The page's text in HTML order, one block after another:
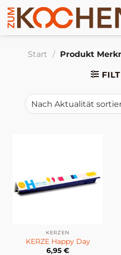
Zum
Inhalt
springen
Start / Produkt
KERZEN
KERZE Happy Day
6,95 €